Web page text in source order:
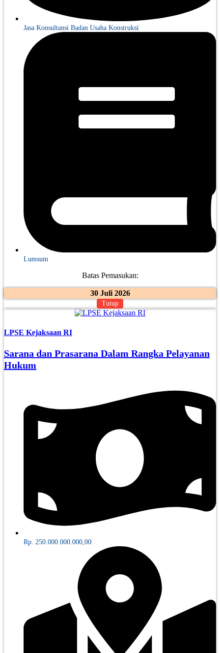
Jasa Konsultansi Badan Usaha Konstruksi
Lumsum
Batas Pemasukan:
30 Juli 2026
Tutup
LPSE Kejaksaan RI
Sarana dan Prasarana Dalam Rangka Pelayanan
Hukum
Rp. 250.000.000.000,00